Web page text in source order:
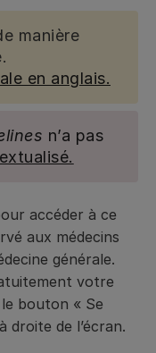
manière
en anglais.
n’a pas
accéder à ce
aux médecins
générale.
votre
bouton « Se
droite de l’écran.